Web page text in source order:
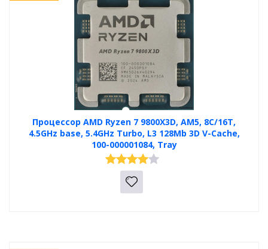
Процессор AMD Ryzen 7 9800X3D, AM5, 8C/16T,
4.5GHz base, 5.4GHz Turbo, L3 128Mb 3D V-Cache,
100-000001084, Tray